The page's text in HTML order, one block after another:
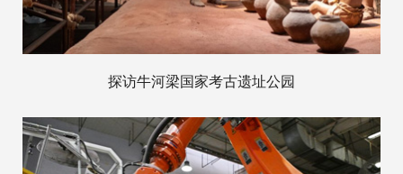
探访牛河梁国家考古遗址公园